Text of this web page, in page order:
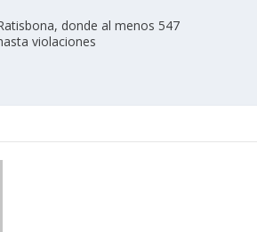
donde al menos 547
violaciones